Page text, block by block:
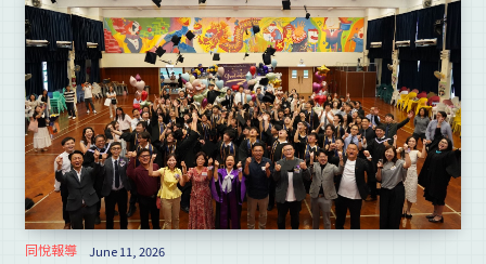
同悅報導 June 11, 2026